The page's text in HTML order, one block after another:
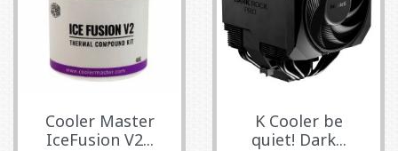
Cooler Master
IceFusion V2...
K Cooler be
quiet! Dark...